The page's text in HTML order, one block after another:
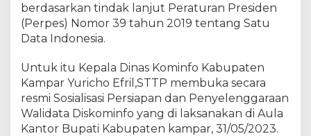
e
m
a
b
K
a
m
berdasarkan tindak lanjut Peraturan Presiden
(Perpes) Nomor 39 tahun 2019 tentang Satu
Data Indonesia.
Untuk itu Kepala Dinas Kominfo Kabupaten
Kampar Yuricho Efril,STTP membuka secara
resmi Sosialisasi Persiapan dan Penyelenggaraan
Walidata Diskominfo yang di laksanakan di Aula
Kantor Bupati Kabupaten kampar, 31/05/2023.